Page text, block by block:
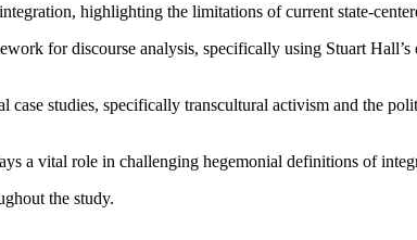
highlighting the limitations of current state-
for discourse analysis, specifically using Stuart
case studies, specifically transcultural activism and the
a vital role in challenging hegemonial definitions of
the study.